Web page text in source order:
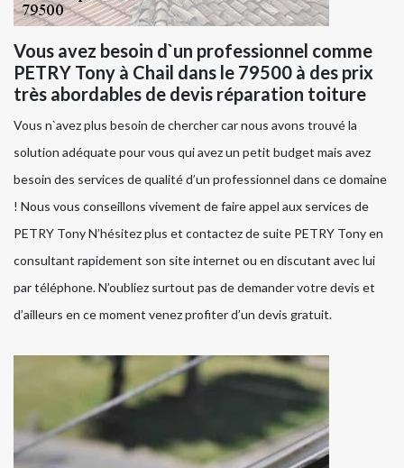
Vous avez besoin d`un professionnel comme
PETRY Tony à Chail dans le 79500 à des prix
très abordables de devis réparation toiture
Vous n`avez plus besoin de chercher car nous avons trouvé la
solution adéquate pour vous qui avez un petit budget mais avez
besoin des services de qualité d’un professionnel dans ce domaine
! Nous vous conseillons vivement de faire appel aux services de
PETRY Tony N’hésitez plus et contactez de suite PETRY Tony en
consultant rapidement son site internet ou en discutant avec lui
par téléphone. N’oubliez surtout pas de demander votre devis et
d’ailleurs en ce moment venez profiter d’un devis gratuit.